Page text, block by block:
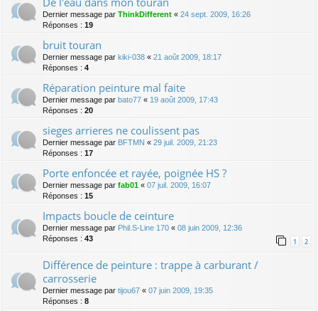
Dernier message par ThinkDifferent « 24 sept. 2009, 16:26
Réponses : 19
bruit touran
Dernier message par kiki-038 « 21 août 2009, 18:17
Réponses : 4
Réparation peinture mal faite
Dernier message par bato77 « 19 août 2009, 17:43
Réponses : 20
sieges arrieres ne coulissent pas
Dernier message par BFTMN « 29 juil. 2009, 21:23
Réponses : 17
Porte enfoncée et rayée, poignée HS ?
Dernier message par fab01 « 07 juil. 2009, 16:07
Réponses : 15
Impacts boucle de ceinture
Dernier message par Phil.S-Line 170 « 08 juin 2009, 12:36
Réponses : 43 1 2
Différence de peinture : trappe à carburant /
carrosserie
Dernier message par tijou67 « 07 juin 2009, 19:35
Réponses : 8